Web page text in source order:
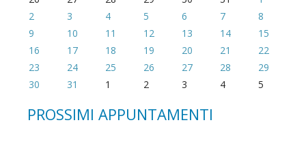
2
3 4 5 6 7
8
9
10 11 12 13 14
15
16
17 18 19 20 21
22
23
24 25 26 27 28
29
30
31 1 2 3 4 5
PROSSIMI APPUNTAMENTI